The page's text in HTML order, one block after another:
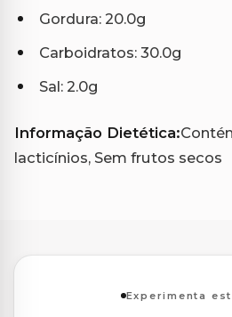
Gordura: 20.0g
Carboidratos: 30.0g
Sal: 2.0g
Informação Dietética:
lacticínios, Sem frutos secos
Experimenta